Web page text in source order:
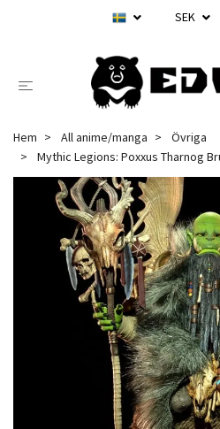
SEK
Hem All anime/manga
Övriga
Mythic Legions: Poxxus Tharnog